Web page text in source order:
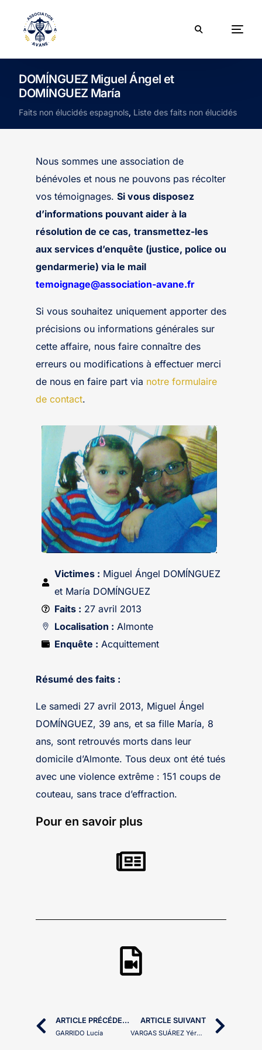
DOMÍNGUEZ Miguel Ángel et
DOMÍNGUEZ María
Faits non élucidés espagnols, Liste des faits non élucidés
Nous sommes une association de
bénévoles et nous ne pouvons pas récolter
vos témoignages. Si vous disposez
d’informations pouvant aider à la
résolution de ce cas, transmettez-les
aux services d’enquête (justice, police ou
gendarmerie) via le mail
temoignage@association-avane.fr
Si vous souhaitez uniquement apporter des
précisions ou informations générales sur
cette affaire, nous faire connaître des
erreurs ou modifications à effectuer merci
de nous en faire part via notre formulaire
de contact.
Victimes : Miguel Ángel DOMÍNGUEZ
et María DOMÍNGUEZ
Faits : 27 avril 2013
Localisation : Almonte
Enquête : Acquittement
Résumé des faits :
Le samedi 27 avril 2013, Miguel Ángel
DOMÍNGUEZ, 39 ans, et sa fille María, 8
ans, sont retrouvés morts dans leur
domicile d’Almonte. Tous deux ont été tués
avec une violence extrême : 151 coups de
couteau, sans trace d’effraction.
Pour en savoir plus
ARTICLE PRÉCÉDENT
GARRIDO Lucía
ARTICLE SUIVANT
VARGAS SUÁREZ Yéremi